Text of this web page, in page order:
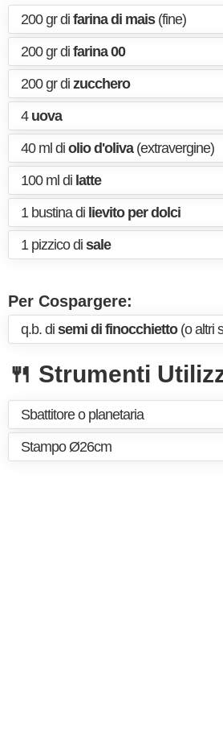
200 gr di farina di mais(fine)
200 gr di farina 00
200 gr di zucchero
4 uova
40 ml di olio d'oliva(extravergine)
100 ml di latte
1 bustina di lievito per dolci
1 pizzico di sale
Per Cospargere:
q.b. di semi di finocchietto(o altri
🍴 Strumenti
Sbattitore o planetaria
Stampo Ø26cm